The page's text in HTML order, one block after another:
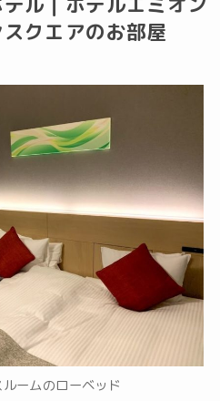
クエアのお部屋
ームのローベッド